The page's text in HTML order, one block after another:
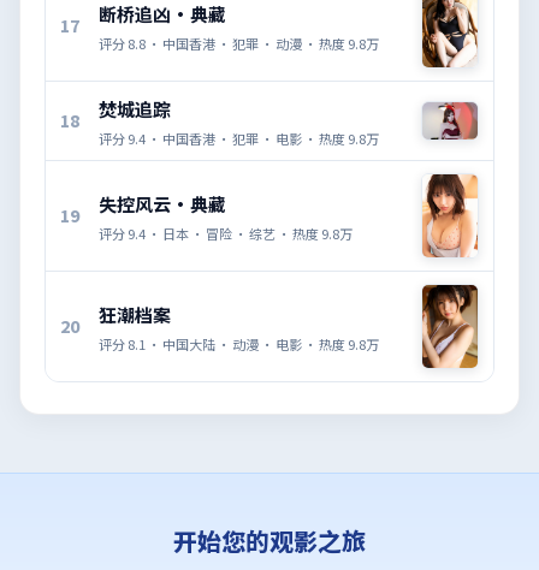
17 断桥追凶·典藏
评分8.8 · 中国香港 · 犯罪 · 动漫 · 热度9.8万
18 焚城追踪
评分9.4 · 中国香港 · 犯罪 · 电影 · 热度9.8万
19 失控风云·典藏
评分9.4 · 日本 · 冒险 · 综艺 · 热度9.8万
20 狂潮档案
评分8.1 · 中国大陆 · 动漫 · 电影 · 热度9.8万
开始您的观影之旅